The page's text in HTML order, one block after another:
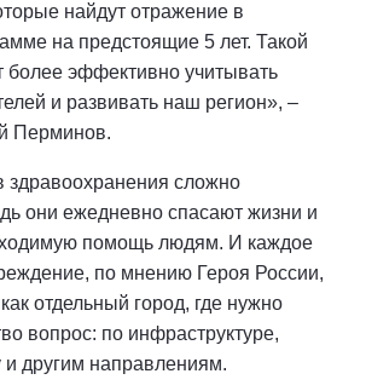
найдут отражение в
на предстоящие 5 лет. Такой
более эффективно учитывать
и развивать наш регион», –
Перминов.
здравоохранения сложно
они ежедневно спасают жизни и
помощь людям. И каждое
по мнению Героя России,
отдельный город, где нужно
вопрос: по инфраструктуре,
и другим направлениям.